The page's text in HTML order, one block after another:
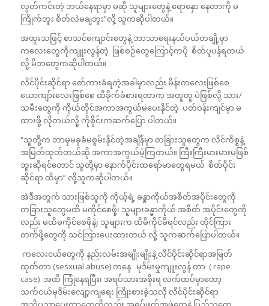
လွတ်ကင်းတဲ့ ဘယ်နေရာမှာ မဆို သူများတွေနဲ့ ရောနှော နေတာကို မ
ကြိုက်ဘူး စိတ်လဲမချဘူး”လို့ သူကဆိုပါတယ်။
အထူးသဖြင့် စာသင်ကျောင်းတွေနဲ့ ဘာသာရေးနယ်ပယ်တချို့မှာ
ကလေးတွေကိုကျူးလွန်တဲ့ ဖြစ်စဉ်တွေကြောင့်ကပို စိတ်ပူပန်ရတယ်
လို့ မိဘတွေကဆိုပါတယ်။
လိင်ပိုင်းဆိုင်ရာ စော်ကားခံရတဲ့အခါမှာလည်း မိန်းကလေးဖြစ်စေ
ယောကျာ်းလေးဖြစ်စေ ထိခိုက်ခံစားရတာက အတူတူ ပဲဖြစ်လို့ သား/
သမီးတွေကို ကိုယ်တိုင်အကာအကွယ်မပေးနိုင်တဲ့ ပတ်ဝန်းကျင်မှာ မ
ထားဖို့ လိုတယ်လို့ ကိုစိုင်းကဆက်ပြော ပါတယ်။
“သူတို့က ဘာမှမခုခံမစွမ်းနိုင်တဲ့အချိန်မှာ တခြားသူတွေက လိင်ကိစ္စနဲ့
အမြတ်ထုတ်တယ်ဆို အကာအကွယ်မဲ့ကြတယ်။ ကြီးကြီးမားမားမဖြစ်
ဘူးဆိုရင်တောင် သူတို့မှာ နောက်ပိုင်းထရော်မာတွေရမယ် စိတ်ပိုင်း
ဆိုင်ရာ ထိမှာ” လို့သူကဆိုပါတယ်။
အဲဒီအတွက် သားဖြစ်သူကို ကိုယ့်ရဲ့ ခန္ဓာကိုယ်အစိတ်အပိုင်းတွေကို
တခြားသူတွေမထိ မကိုင်စေဖို့၊ သူများခန္ဓာကိုယ် အစိတ် အပိုင်းတွေကို
လည်း မထိမကိုင်စေဖိုနဲ့၊ သူများက ထိမိကိုင်မိရင်လည်း တိုင်ကြား
တက်ဖို့တွေကို သင်ကြားပေးထားတယ် လို့ သူကဆက်ပြောပါတယ်။
ကလေးငယ်တွေကို နည်းလမ်းအမျိုးမျိုးနဲ့ လိင်ပိုင်းဆိုင်ရာအမြတ်
ထုတ်တာ (sesxual abuse) ‌ကနေ မုဒိမ်းမှုကျူးလွန် တာ ( rape
case) အထိ ကြုံနေရပြီး၊ အရပ်သားအစိုးရ လက်ထပ်မှာတော့
သက်ငယ်မုဒိမ်းလျော့ကျရေး ကြိုးစားခဲ့သလို လိင်ပိုင်းဆိုင်ရာ